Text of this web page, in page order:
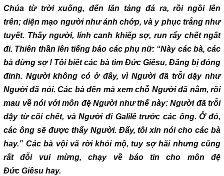
Chúa từ trời xuống, đến lăn tảng đá ra, rồi ngồi lên
trên; diện mạo người như ánh chớp, và y phục trắng như
tuyết. Thấy người, lính canh khiếp sợ, run rẩy chết ngất
đi. Thiên thần lên tiếng bảo các phụ nữ: “Này các bà, các
bà đừng sợ ! Tôi biết các bà tìm Đức Giêsu, Đấng bị đóng
đinh. Người không có ở đây, vì Người đã trỗi dậy như
Người đã nói. Các bà đến mà xem chỗ Người đã nằm, rồi
mau về nói với môn đệ Người như thế này: Người đã trỗi
dậy từ cõi chết, và Người đi Galilê trước các ông. Ở đó,
các ông sẽ được thấy Người. Đấy, tôi xin nói cho các bà
hay.” Các bà vội vã rời khỏi mộ, tuy sợ hãi nhưng cũng
rất đỗi vui mừng, chạy về báo tin cho môn đệ
Đức Giêsu hay.